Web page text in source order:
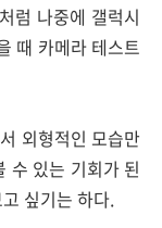
럼 나중에 갤럭시
때 카메라 테스트
외형적인 모습만
수 있는 기회가 된
싶기는 하다.